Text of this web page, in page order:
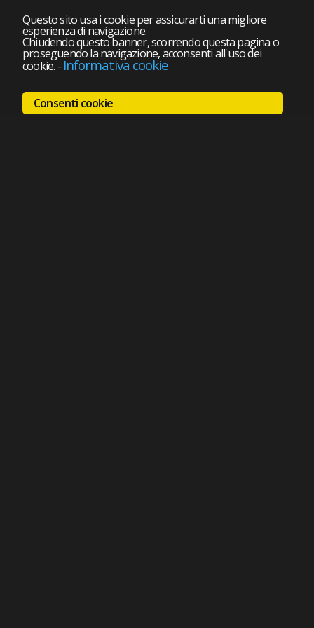
Questo sito usa i cookie per assicurarti una migliore
esperienza di navigazione.
Chiudendo questo banner, scorrendo questa pagina o
proseguendo la navigazione, acconsenti all'uso dei
cookie. - Informativa cookie
Consenti cookie